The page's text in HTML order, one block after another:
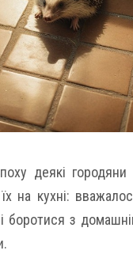
деякі
їх на кухні:
боротися з